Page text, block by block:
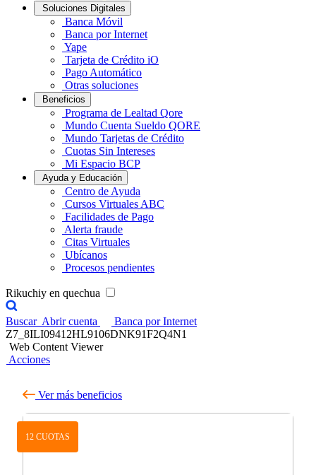
Soluciones Digitales
Banca Móvil
Banca por Internet
Yape
Tarjeta de Crédito iO
Pago Automático
Otras soluciones
Beneficios
Programa de Lealtad Qore
Mundo Cuenta Sueldo QORE
Mundo Tarjetas de Crédito
Cuotas Sin Intereses
Mi Espacio BCP
Ayuda y Educación
Centro de Ayuda
Cursos Virtuales ABC
Facilidades de Pago
Alerta fraude
Citas Virtuales
Ubícanos
Procesos pendientes
Rikuchiy en quechua
Buscar Abrir cuenta
Banca por Internet
Z7_8ILI09412HL9106DNK91F2Q4N1
Web Content Viewer
Acciones
Ver más beneficios
12 CUOTAS